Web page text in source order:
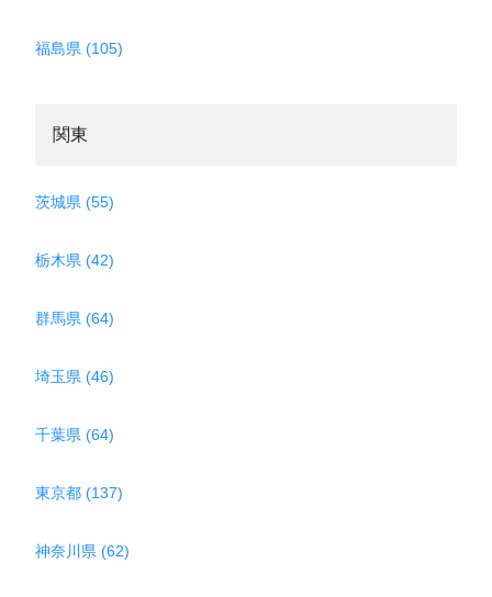
福島県 (105)
関東
茨城県 (55)
栃木県 (42)
群馬県 (64)
埼玉県 (46)
千葉県 (64)
東京都 (137)
神奈川県 (62)